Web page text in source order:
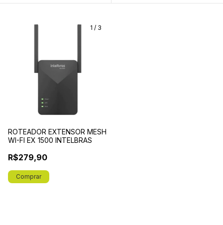
1 / 3
ROTEADOR EXTENSOR MESH
WI-FI EX 1500 INTELBRAS
R$279,90